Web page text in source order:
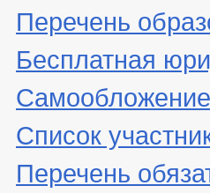
Перечень
Бесплатная
Список
Перечень